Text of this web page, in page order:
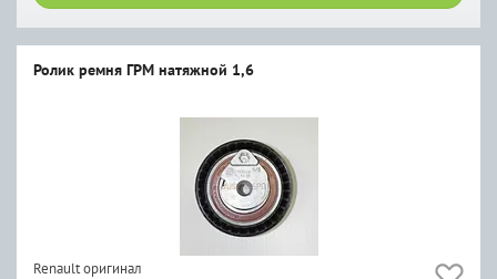
Ролик ремня ГРМ натяжной 1,6
Renault оригинал